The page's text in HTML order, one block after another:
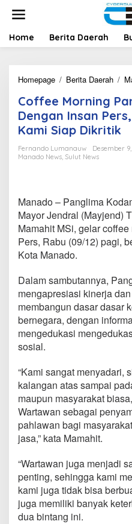
t
Home Berita Daerah
Homepage / Berita Daerah /
Coffee Morning
Dengan Insan
Kami Siap Dikritik
Fernando Lumanauw
Desember 9,
Manado News, Sulut News
Manado – Panglima
Mayor Jendral (Mayjend)
Mamahit MSi, gelar
Pers, Rabu (09/12) pagi,
Kota Manado.
Dalam sambutannya,
mengapresiasi kinerja
membangun dasar dasar
bernegara, dengan
mengedukasi
sosial.
“Kami sangat menyadari,
kalangan atas sampai
maupun masyarakat
Wartawan sebagai
pahlawan bagi
jasa,” kata Mamahit.
“Wartawan juga menjadi
penting, sehingga kami
kami juga tidak bisa
juga memiliki banyak
dua bintang ini.